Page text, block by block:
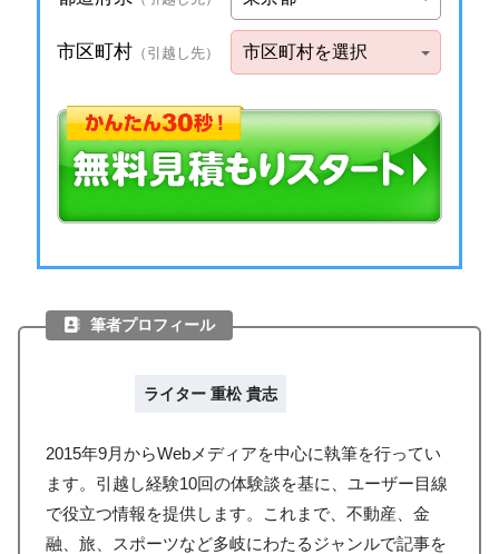
筆者プロフィール
ライター 重松 貴志
2015年9月からWebメディアを中心に執筆を行ってい
ます。引越し経験10回の体験談を基に、ユーザー目線
で役立つ情報を提供します。これまで、不動産、金
融、旅、スポーツなど多岐にわたるジャンルで記事を